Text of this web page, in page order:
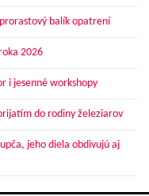
balík opatrení
2026
i jesenné workshopy
do rodiny železiarov
jeho diela obdivujú aj